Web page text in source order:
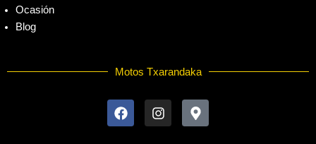
Ocasión
Blog
Motos Txarandaka
a
c
n
s
a
p